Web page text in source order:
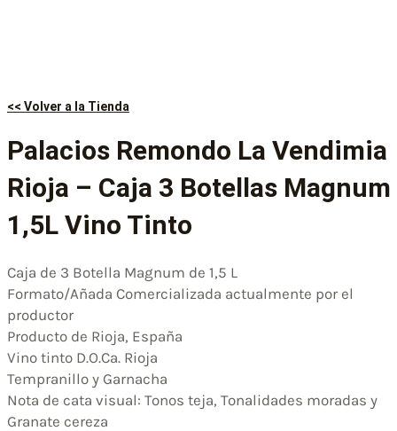
<< Volver a la Tienda
Palacios Remondo La Vendimia
Rioja – Caja 3 Botellas Magnum
1,5L Vino Tinto
Caja de 3 Botella Magnum de 1,5 L
Formato/Añada Comercializada actualmente por el
productor
Producto de Rioja, España
Vino tinto D.O.Ca. Rioja
Tempranillo y Garnacha
Nota de cata visual: Tonos teja, Tonalidades moradas y
Granate cereza